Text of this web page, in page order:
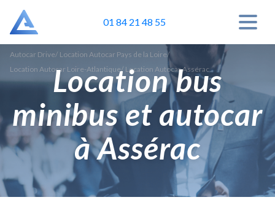
01 84 21 48 55
Autocar Drive/ Location Autocar Pays de la Loire/
Location Autocar Loire-Atlantique/ Location Autocar Assérac
Location bus
minibus et autocar
à Assérac